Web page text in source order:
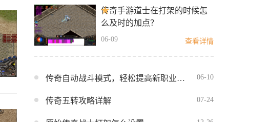
传奇手游道士在打架的时候怎
么及时的加点？
06-09 查看详情
传奇自动战斗模式，轻松提高新职业灵枪的输出 06-10
传奇五转攻略详解 07-24